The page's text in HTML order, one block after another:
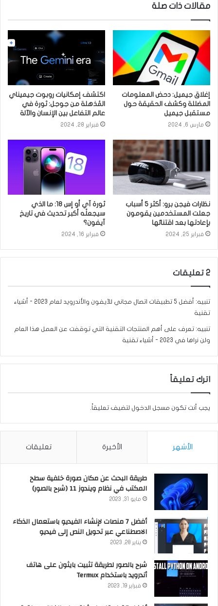
مقالات ذات صلة
إغلاق جيميل: دحض المعلومات
المضللة وكشف الحقيقة حول
مستقبل جيميل
مارس 6, 2024
اكتشف إمكانيات روبوت جيميناي
المُذهلة من جوجل: ثورة في
عالم التفاعل بين الإنسان والآلة
فبراير 28, 2024
نظارات فيجن برو: أكثر 5 أسباب
جعلت المستخدمين يقومون
بإعادتها بعد اقتنائها
فبراير 25, 2024
ثورة آي أو إس 18: ما الذي
سيجعلُه أكبر تحديث في تاريخ
آيفون؟
فبراير 16, 2024
‫2 تعليقات
تنبيه:
أفضل 5 تطبيقات اتصال مجاني للآيفون والأندرويد لعام 2023 - أشياء
تقنية
تنبيه: تعرف على أهم المنتجات التقنية التي توقفت عن العمل هذا العام
ولن نراها في 2023 - أشياء تقنية
اترك تعليقاً
يجب أنت تكون مسجل الدخول لتضيف تعليقاً.
الأشهر الأخيرة تعليقات
طريقة البحث عن مكان صورة خلفية سطح
المكتب في نظام ويندوز 11 (شرح بالصور)
مايو 31, 2023
أفضل 7 منصات لإنشاء الفيديو باستعمال الذكاء
الاصطناعي عبر تحويل النص إلى فيديو
يناير 28, 2023
شرح بالصور لطريقة تثبيت بايثون على هاتف
أندرويد باستخدام Termux
فبراير 19, 2023